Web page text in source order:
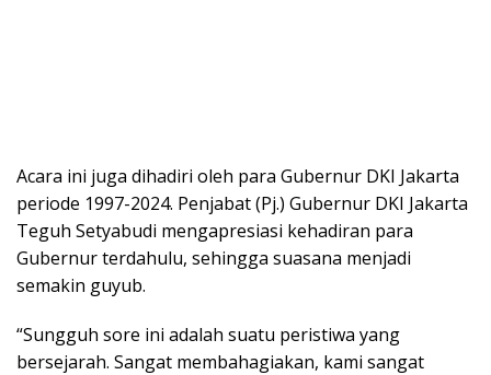
Acara ini juga dihadiri oleh para Gubernur DKI Jakarta
periode 1997-2024. Penjabat (Pj.) Gubernur DKI Jakarta
Teguh Setyabudi mengapresiasi kehadiran para
Gubernur terdahulu, sehingga suasana menjadi
semakin guyub.
“Sungguh sore ini adalah suatu peristiwa yang
bersejarah. Sangat membahagiakan, kami sangat